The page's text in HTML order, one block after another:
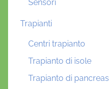
Sensori
Trapianti
Centri trapianto
Trapianto di isole
Trapianto di pancreas